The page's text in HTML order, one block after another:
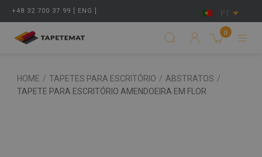
+48 32 700 37 99 [ ENG ] PT
0
HOME / TAPETES PARA ESCRITÓRIO / ABSTRATOS /
TAPETE PARA ESCRITÓRIO AMENDOEIRA EM FLOR